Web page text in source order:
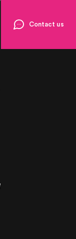
Contact us